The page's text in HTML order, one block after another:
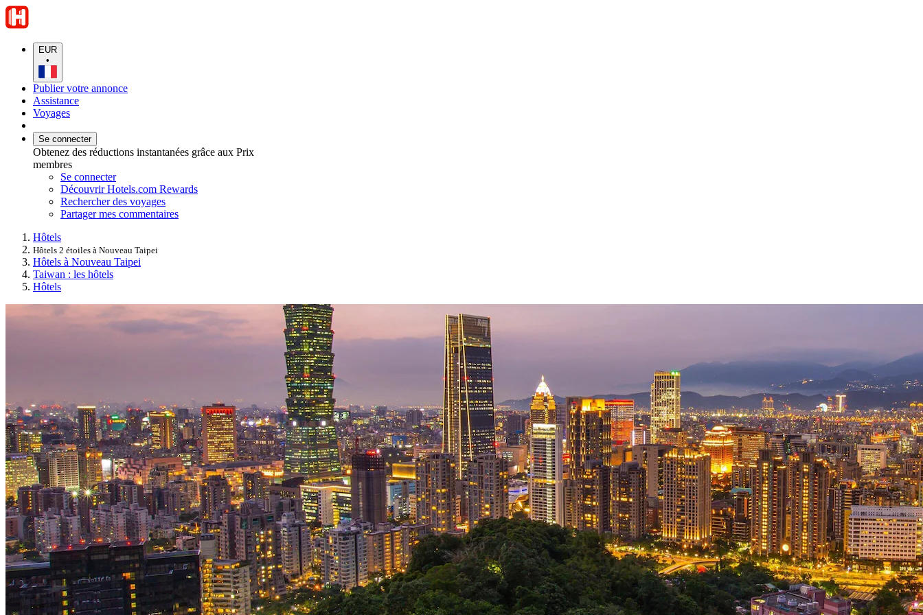
EUR
•
Publier votre annonce
Assistance
Voyages
Se connecter
Obtenez des réductions instantanées grâce aux Prix
membres
Se connecter
Découvrir Hotels.com Rewards
Rechercher des voyages
Partager mes commentaires
Hôtels
Hôtels 2 étoiles à Nouveau Taipei
Hôtels à Nouveau Taipei
Taiwan : les hôtels
Hôtels